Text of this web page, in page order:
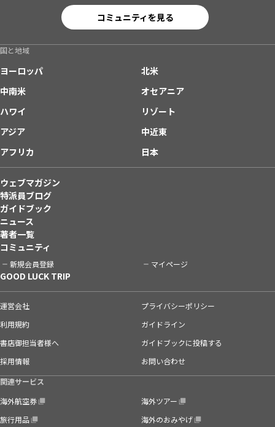
コミュニティを見る
国と地域
ヨーロッパ
北米
中南米
オセアニア
ハワイ
リゾート
アジア
中近東
アフリカ
日本
ウェブマガジン
特派員ブログ
ガイドブック
ニュース
著者一覧
コミュニティ
新規会員登録 マイページ
GOOD LUCK TRIP
運営会社
プライバシーポリシー
利用規約
ガイドライン
書店御担当者様へ
ガイドブックに投稿する
採用情報
お問い合わせ
関連サービス
海外航空券
海外ツアー
旅行用品
海外のおみやげ